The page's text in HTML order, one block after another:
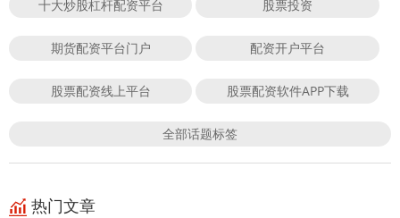
十大炒股杠杆配资平台 股票投资
期货配资平台门户 配资开户平台
股票配资线上平台 股票配资软件APP下载
全部话题标签
热门文章